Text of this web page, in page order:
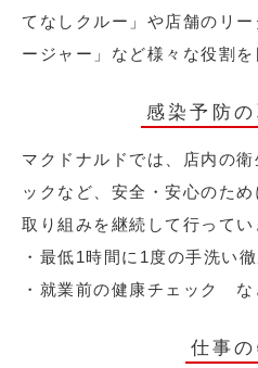
てなしクルー」や店舗のリ
ージャー」など様々な役割
感染予防
マクドナルドでは、店内の
ックなど、安全・安心のた
取り組みを継続して行ってい
・最低1時間に1度の手洗い
・就業前の健康チェック な
仕事の